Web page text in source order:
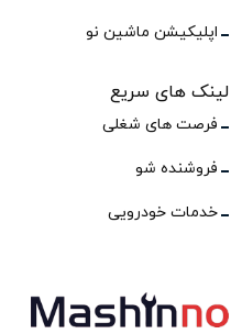
اپلیکیشن ماشین نو
لینک های سریع
فرصت های شغلی
فروشنده شو
خدمات خودرویی